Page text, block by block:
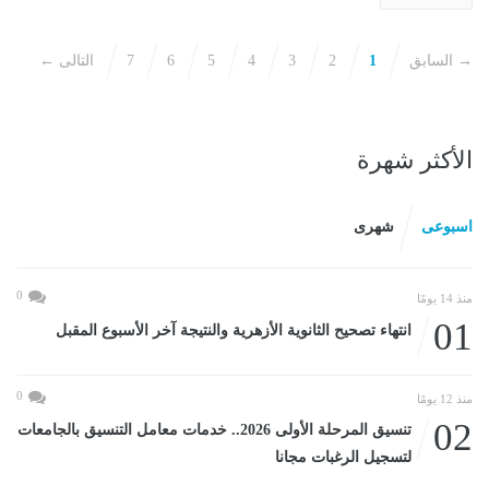
→ السابق 1
2
3
4
5
6
7 التالى ←
الأكثر شهرة
اسبوعى شهرى
منذ 14 يومًا 0
01 انتهاء تصحيح الثانوية الأزهرية والنتيجة آخر الأسبوع المقبل
منذ 12 يومًا 0
02
تنسيق المرحلة الأولى 2026.. خدمات معامل التنسيق بالجامعات
لتسجيل الرغبات مجانا